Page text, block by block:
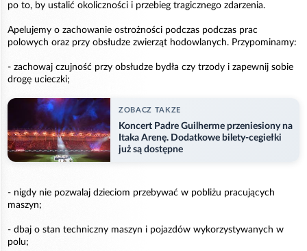
po to, by ustalić okoliczności i przebieg tragicznego zdarzenia.
Apelujemy o zachowanie ostrożności podczas podczas prac
polowych oraz przy obsłudze zwierząt hodowlanych. Przypominamy:
- zachowaj czujność przy obsłudze bydła czy trzody i zapewnij sobie
drogę ucieczki;
ZOBACZ TAKZE
Koncert Padre Guilherme przeniesiony na
Itaka Arenę. Dodatkowe bilety-cegiełki
już są dostępne
- nigdy nie pozwalaj dzieciom przebywać w pobliżu pracujących
maszyn;
- dbaj o stan techniczny maszyn i pojazdów wykorzystywanych w
polu;